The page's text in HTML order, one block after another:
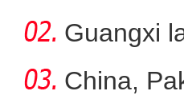
Guangxi
China,